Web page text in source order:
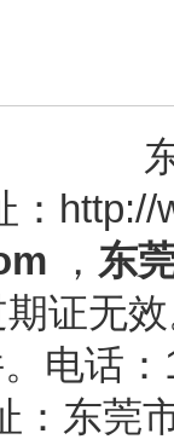
锅
http://
， 东
证无
电话
：东莞